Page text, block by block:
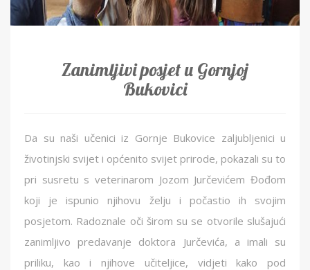
Zanimljivi posjet u Gornjoj
Bukovici
Da su naši učenici iz Gornje Bukovice zaljubljenici u
životinjski svijet i općenito svijet prirode, pokazali su to
pri susretu s veterinarom Jozom Jurčevićem Đođom
koji je ispunio njihovu želju i počastio ih svojim
posjetom. Radoznale oči širom su se otvorile slušajući
zanimljivo predavanje doktora Jurčevića, a imali su
priliku, kao i njihove učiteljice, vidjeti kako pod